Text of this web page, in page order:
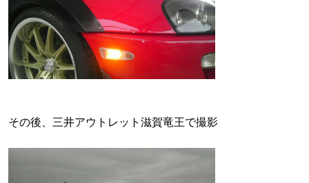
その後、三井アウトレット滋賀竜王で撮影